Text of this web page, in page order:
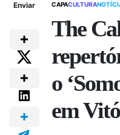
Enviar CAPACULTURA
The
o
em